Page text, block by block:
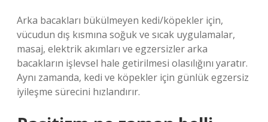
Arka bacakları bükülmeyen kedi/köpekler için,
vücudun dış kısmına soğuk ve sıcak uygulamalar,
masaj, elektrik akımları ve egzersizler arka
bacakların işlevsel hale getirilmesi olasılığını yaratır.
Aynı zamanda, kedi ve köpekler için günlük egzersiz
iyileşme sürecini hızlandırır.